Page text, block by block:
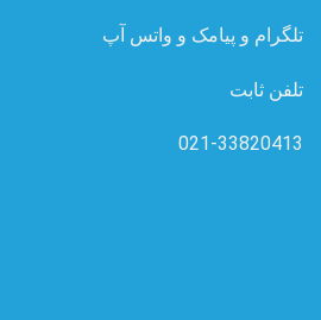
تلگرام و پیامک و واتس آپ
تلفن ثابت
021-33820413